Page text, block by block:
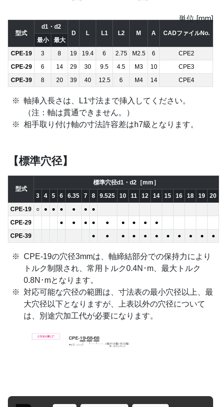
単位 [mm]
型式
d1・d2
D
L L1 L2 M A
CADファイルNo.
最小
最大
CPE-19
3 8 19 19.4 6 2.75 M2.5 6
CPE2
CPE-29
6 14 29 30 9.5 4.5 M3 10
CPE3
CPE-39
8 20 39 40 12.5 6 M4 14 CPE4
軸挿入長さは、L1寸法まで挿入してください。
（注：軸は貫通できません。）
相手取り付け軸の寸法許容差はh7級となります。
【標準穴径】
型式
標準穴径d1・d2［mm］
3
4 5 6 6.35 7 8 9.525 10 11 12 14 15 16 18 19
20
CPE-19
○ ● ● ● ● ●
●
CPE-29
● ● ● ● ● ● ● ●
●
CPE-39
● ● ● ● ● ● ● ● ● ● ●
CPE-19の穴径3mmは、軸締結部分での保持力により
トルク制限され、常用トルク0.4N･m、最大トルク
0.8N･mとなります。
対応可能な穴径の範囲は、寸法表の最小穴径以上、最
大穴径以下となりますが、上表以外の穴径について
は、別途穴加工代が必要になります。